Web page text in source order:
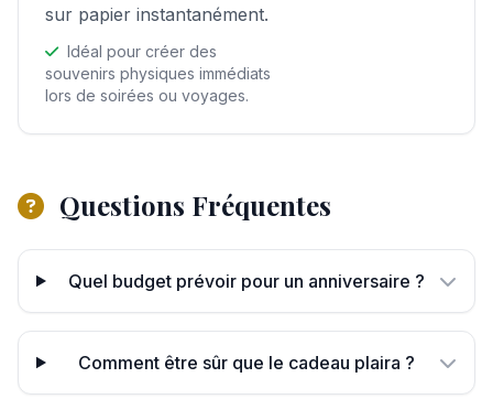
sur papier instantanément.
Idéal pour créer des
souvenirs physiques immédiats
lors de soirées ou voyages.
Questions Fréquentes
Quel budget prévoir pour un anniversaire ?
Comment être sûr que le cadeau plaira ?